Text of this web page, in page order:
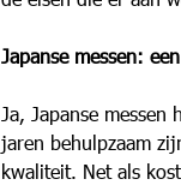
Japanse messen:
Ja, Japanse
jaren behulpzaam
kwaliteit. Net als